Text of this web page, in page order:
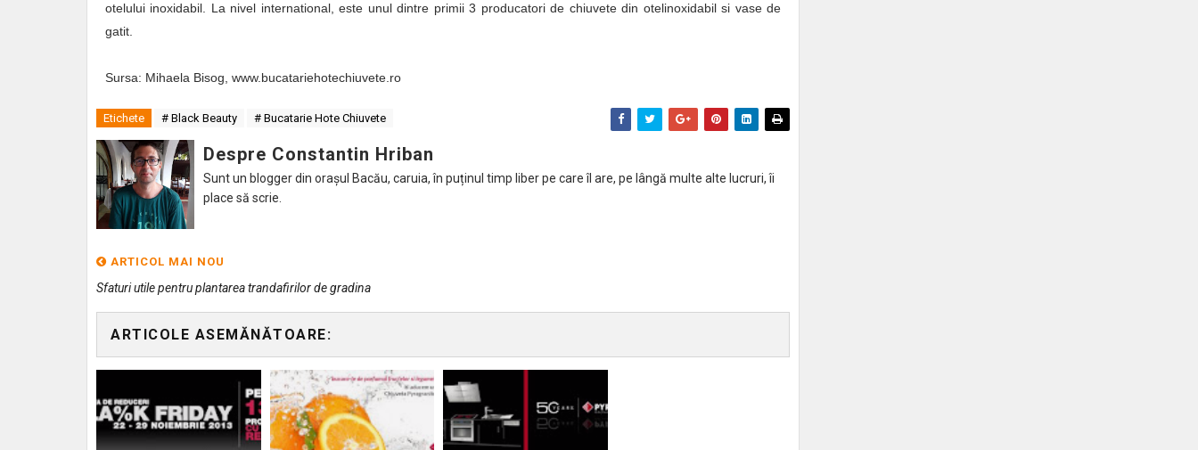
otelului inoxidabil. La nivel international, este unul dintre primii 3 producatori de chiuvete din otelinoxidabil si vase de
gatit.
Sursa: Mihaela Bisog, www.bucatariehotechiuvete.ro
Etichete # Black Beauty # Bucatarie Hote Chiuvete
Despre Constantin Hriban
Sunt un blogger din orașul Bacău, caruia, în puținul timp liber pe care îl are, pe lângă multe alte lucruri, îi
place să scrie.
ARTICOL MAI NOU
Sfaturi utile pentru plantarea trandafirilor de gradina
ARTICOLE ASEMĂNĂTOARE: